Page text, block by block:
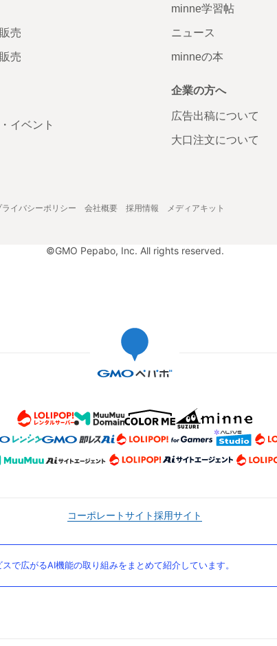
売
売
イベント
minne学習帖
ニュース
minneの本
企業の方へ
広告出稿について
大口注文について
ライバシーポリシー 会社概要 採用情報 メディアキット
©GMO Pepabo, Inc. All rights reserved.
コーポレートサイト採用サイト
で広がるAI機能の取り組みをまとめて紹介しています。